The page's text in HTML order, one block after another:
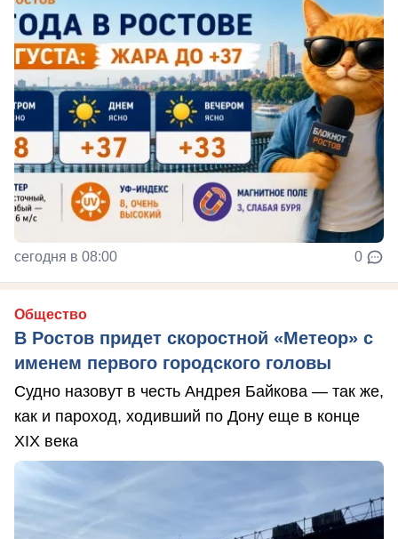
сегодня в 08:00 0
Общество
В Ростов придет скоростной «Метеор» с
именем первого городского головы
Судно назовут в честь Андрея Байкова — так же,
как и пароход, ходивший по Дону еще в конце
XIX века